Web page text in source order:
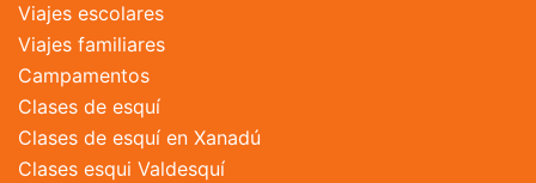
Viajes escolares
Viajes familiares
Campamentos
Clases de esquí
Clases de esquí en Xanadú
Clases esqui Valdesquí